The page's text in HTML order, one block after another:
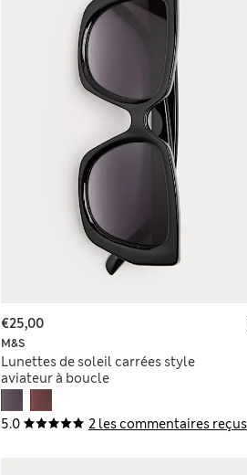
5.0 2 les commentaires reçus
M&S
Lunettes de soleil carrées style
aviateur à boucle
€25,00